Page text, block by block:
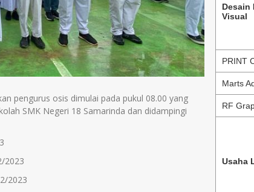
pengurus osis dimulai pada pukul 08.00 yang
SMK Negeri 18 Samarinda dan didampingi
2023
2023
Desain
Visual
PRINT
Marts
RF
Usaha